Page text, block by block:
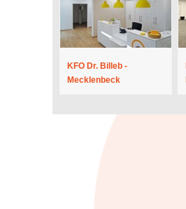
KFO Dr. Billeb -
Mecklenbeck